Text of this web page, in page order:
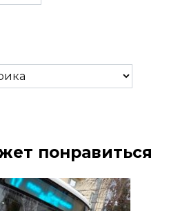
понравиться